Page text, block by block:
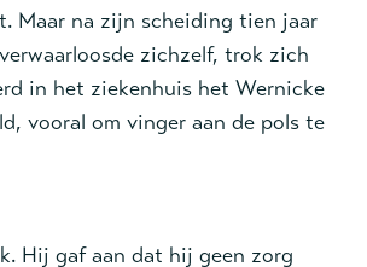
Maar na zijn scheiding tien jaar
zichzelf, trok zich
in het ziekenhuis het Wernicke
vooral om vinger aan de pols te
Hij gaf aan dat hij geen zorg